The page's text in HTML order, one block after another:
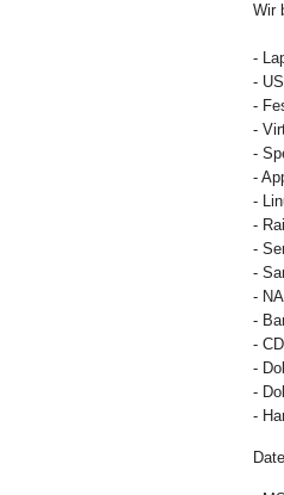
Wir
-
-
-
-
-
-
-
-
-
-
-
-
-
-
-
-